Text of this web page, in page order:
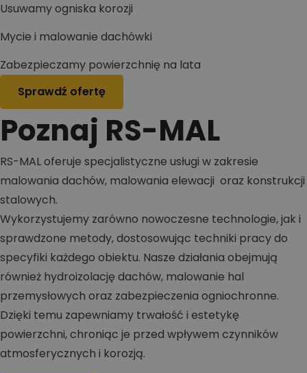
Usuwamy ogniska korozji
Mycie i malowanie dachówki
Zabezpieczamy powierzchnię na lata
Sprawdź ofertę
Poznaj RS-MAL
RS-MAL oferuje specjalistyczne usługi w zakresie
malowania dachów, malowania elewacji oraz konstrukcji
stalowych.
Wykorzystujemy zarówno nowoczesne technologie, jak i
sprawdzone metody, dostosowując techniki pracy do
specyfiki każdego obiektu. Nasze działania obejmują
również hydroizolację dachów, malowanie hal
przemysłowych oraz zabezpieczenia ogniochronne.
Dzięki temu zapewniamy trwałość i estetykę
powierzchni, chroniąc je przed wpływem czynników
atmosferycznych i korozją.